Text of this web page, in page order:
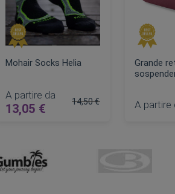
Mohair Socks Helia
A partire da
13,05 €
14,50 €
Grande
A partire